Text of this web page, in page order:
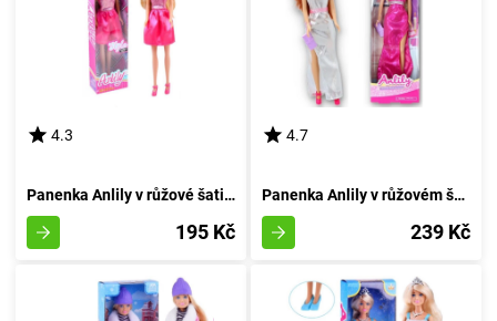
4.3
Panenka Anlily v růžové šatičce
195 Kč
4.7
Panenka Anlily v růžovém šatě s květinovými zdobeními
239 Kč